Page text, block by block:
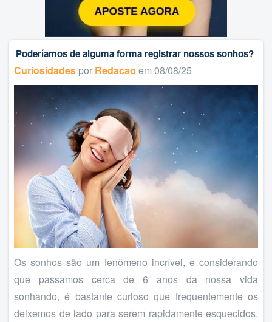
Poderíamos de alguma forma registrar nossos sonhos?
Curiosidades por Redacao em 08/08/25
Os sonhos são um fenômeno incrível, e considerando
que passamos cerca de 6 anos da nossa vida
sonhando, é bastante curioso que frequentemente os
deixemos de lado para serem rapidamente esquecidos.